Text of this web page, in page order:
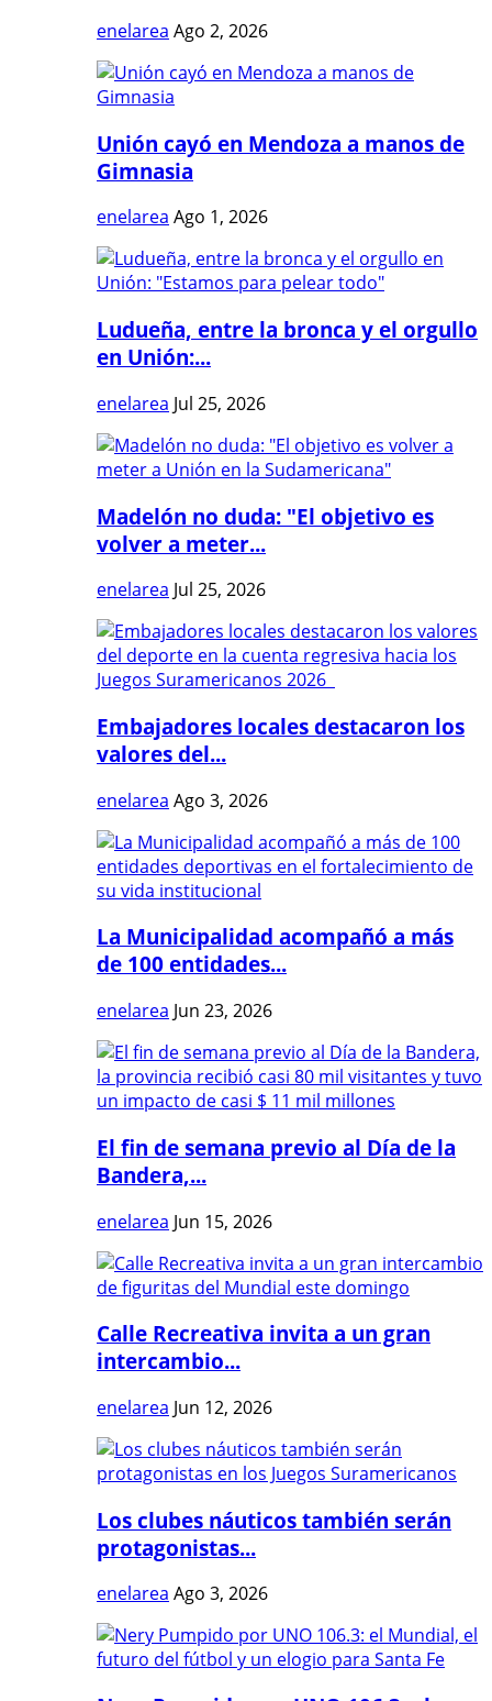
enelarea Ago 2, 2026
Unión cayó en Mendoza a manos de
Gimnasia
enelarea Ago 1, 2026
Ludueña, entre la bronca y el orgullo
en Unión:...
enelarea Jul 25, 2026
Madelón no duda: "El objetivo es
volver a meter...
enelarea Jul 25, 2026
Embajadores locales destacaron los
valores del...
enelarea Ago 3, 2026
La Municipalidad acompañó a más
de 100 entidades...
enelarea Jun 23, 2026
El fin de semana previo al Día de la
Bandera,...
enelarea Jun 15, 2026
Calle Recreativa invita a un gran
intercambio...
enelarea Jun 12, 2026
Los clubes náuticos también serán
protagonistas...
enelarea Ago 3, 2026